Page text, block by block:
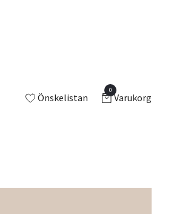
Önskelistan
0
Varukorg